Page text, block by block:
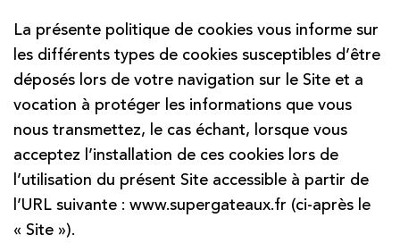
La présente politique de cookies vous informe sur
les différents types de cookies susceptibles d’être
déposés lors de votre navigation sur le Site et a
vocation à protéger les informations que vous
nous transmettez, le cas échant, lorsque vous
acceptez l’installation de ces cookies lors de
l’utilisation du présent Site accessible à partir de
l’URL suivante : www.supergateaux.fr (ci-après le
« Site »).